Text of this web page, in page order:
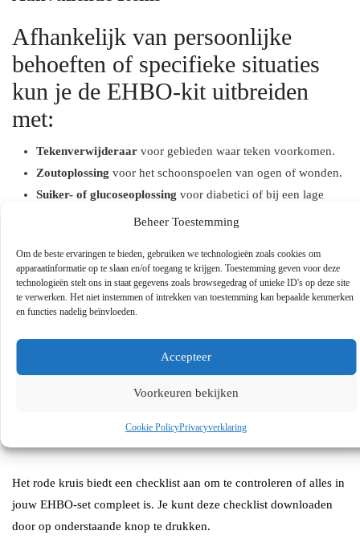
Beheer Toestemming
Om de beste ervaringen te bieden, gebruiken we technologieën zoals cookies om
apparaatinformatie op te slaan en/of toegang te krijgen. Toestemming geven voor deze
technologieën stelt ons in staat gegevens zoals browsegedrag of unieke ID's op deze site
te verwerken. Het niet instemmen of intrekken van toestemming kan bepaalde kenmerken
en functies nadelig beïnvloeden.
Accepteer
Voorkeuren bekijken
Cookie PolicyPrivacyverklaring
Afhankelijk van persoonlijke
behoeften of specifieke situaties
kun je de EHBO-kit uitbreiden
met:
Tekenverwijderaar voor gebieden waar teken voorkomen.
Zoutoplossing voor het schoonspoelen van ogen of wonden.
Suiker- of glucoseoplossing voor diabetici of bij een lage
Personalisatie en onderhoud
behoeften van jouw gezin of groep. Denk bijvoorbeeld aan extra
medicatie voor chronische ziekten of allergieën. Controleer de kit
regelmatig op vervallen producten en vul deze aan waar nodig.
Gebruik de checklist van het rode kruis
Het rode kruis biedt een checklist aan om te controleren of alles in
jouw EHBO-set compleet is. Je kunt deze checklist downloaden
door op onderstaande knop te drukken.